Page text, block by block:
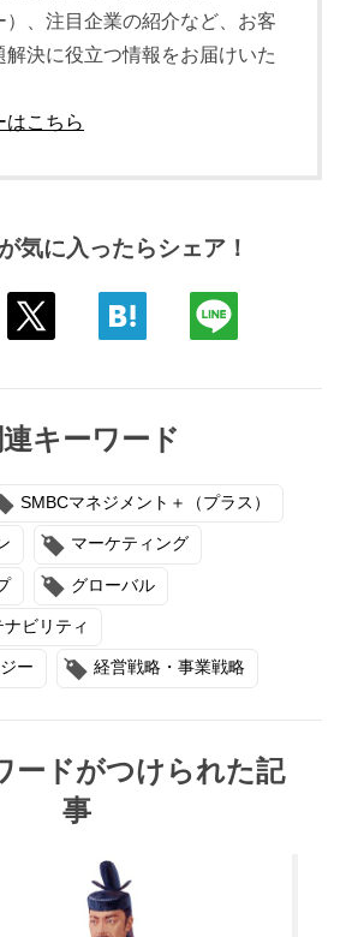
）、注目企業の紹介など、お客
解決に役立つ情報をお届けいた
はこちら
気に入ったらシェア！
連キーワード
SMBCマネジメント＋（プラス）
マーケティング
グローバル
ビリティ
ー 経営戦略・事業戦略
ードがつけられた記
事